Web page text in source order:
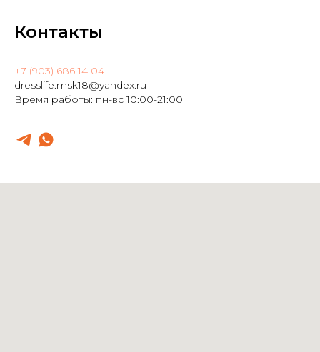
Контакты
+7 (903) 686 14 04
dresslife.msk18@yandex.ru
Время работы: пн-вс 10:00-21:00